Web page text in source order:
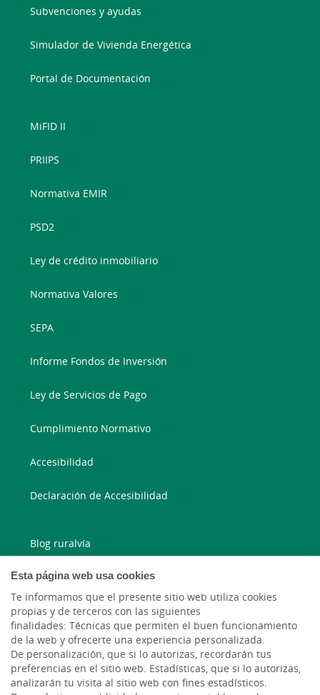
Esta página web usa cookies
Te informamos que el presente sitio web utiliza cookies
propias y de terceros con las siguientes
finalidades: Técnicas que permiten el buen funcionamiento
de la web y ofrecerte una experiencia personalizada.
De personalización, que si lo autorizas, recordarán tus
preferencias en el sitio web. Estadísticas, que si lo autorizas,
analizarán tu visita al sitio web con fines estadísticos.
Subvenciones y ayudas
Simulador de Vivienda Energética
Portal de Documentación
MiFID II
PRIIPS
Normativa EMIR
PSD2
Ley de crédito inmobiliario
Normativa Valores
SEPA
Informe Fondos de Inversión
Ley de Servicios de Pago
Cumplimiento Normativo
Accesibilidad
Declaración de Accesibilidad
Blog ruralvía
Blog Joven In
Facebook
Twitter